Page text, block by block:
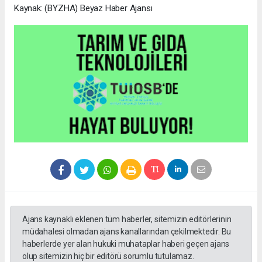
Kaynak: (BYZHA) Beyaz Haber Ajansı
Ajans kaynaklı eklenen tüm haberler, sitemizin editörlerinin
müdahalesi olmadan ajans kanallarından çekilmektedir. Bu
haberlerde yer alan hukuki muhataplar haberi geçen ajans
olup sitemizin hiç bir editörü sorumlu tutulamaz.